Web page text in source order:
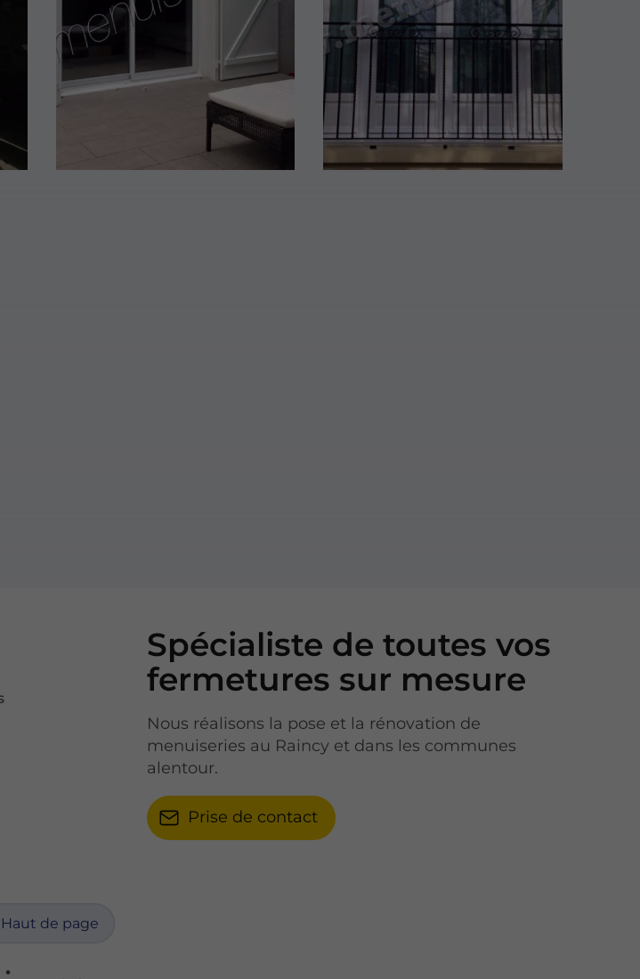
Spécialiste de toutes vos
fermetures sur mesure
Nous réalisons la pose et la rénovation de
menuiseries au Raincy et dans les communes
alentour.
Prise de contact
Haut de page